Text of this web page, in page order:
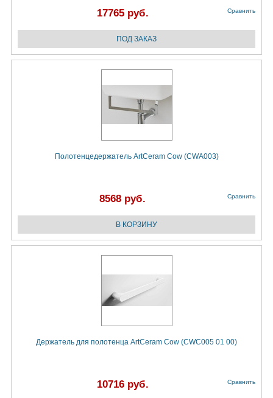
17765 руб. Сравнить
Полотенцедержатель ArtCeram Cow (CWA003)
8568 руб. Сравнить
Держатель для полотенца ArtCeram Cow (CWC005 01 00)
10716 руб. Сравнить